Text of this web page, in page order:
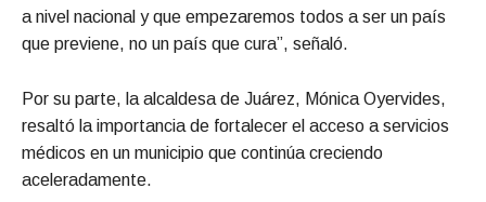
a nivel nacional y que empezaremos todos a ser un país
que previene, no un país que cura”, señaló.
Por su parte, la alcaldesa de Juárez, Mónica Oyervides,
resaltó la importancia de fortalecer el acceso a servicios
médicos en un municipio que continúa creciendo
aceleradamente.